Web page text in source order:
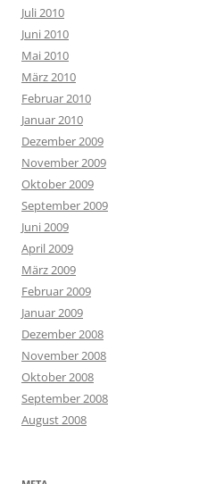
Juli 2010
Juni 2010
Mai 2010
März 2010
Februar 2010
Januar 2010
Dezember 2009
November 2009
Oktober 2009
September 2009
Juni 2009
April 2009
März 2009
Februar 2009
Januar 2009
Dezember 2008
November 2008
Oktober 2008
September 2008
August 2008